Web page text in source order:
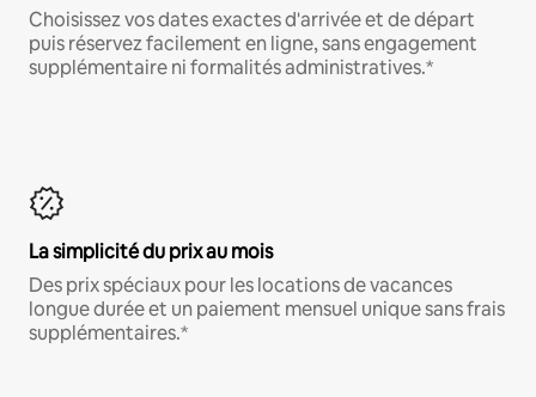
Choisissez vos dates exactes d'arrivée et de départ
puis réservez facilement en ligne, sans engagement
supplémentaire ni formalités administratives.*
La simplicité du prix au mois
Des prix spéciaux pour les locations de vacances
longue durée et un paiement mensuel unique sans frais
supplémentaires.*